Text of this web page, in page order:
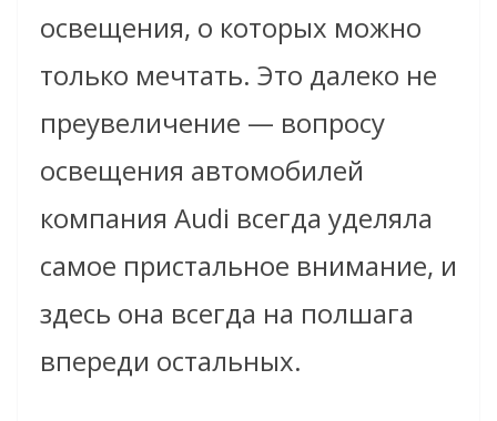
освещения, о которых можно
только мечтать. Это далеко не
преувеличение — вопросу
освещения автомобилей
компания Audi всегда уделяла
самое пристальное внимание, и
здесь она всегда на полшага
впереди остальных.